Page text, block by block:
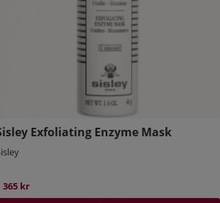
Exfoliating Enzyme Mask
365 kr